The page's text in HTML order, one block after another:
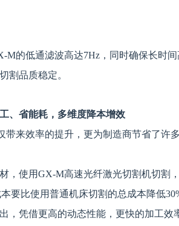
M的低通滤波高达7Hz，同时确保长时
割品质稳定。
、省能耗，多维度降本增效
带来效率的提升，更为制造商节省了许
，使用GX-M高速光纤激光切割机切割
要比使用普通机床切割的总成本降低
出，凭借更高的动态性能，更快的加工